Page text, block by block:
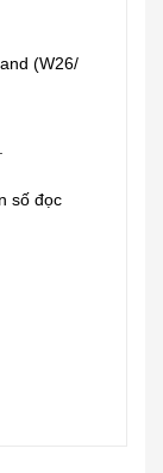
(W26/
số đọc